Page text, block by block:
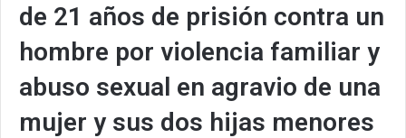
de 21 años de prisión contra un
hombre por violencia familiar y
abuso sexual en agravio de una
mujer y sus dos hijas menores